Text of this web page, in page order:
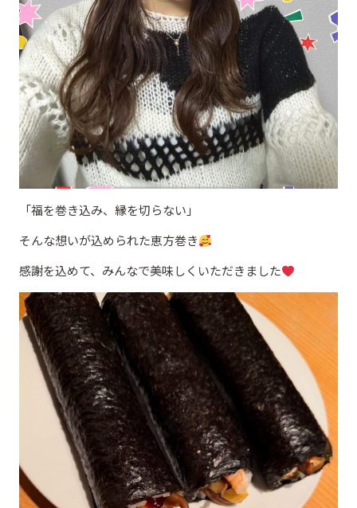
「福を巻き込み、縁を切らない」
そんな想いが込められた恵方巻き
感謝を込めて、みんなで美味しくいただきました